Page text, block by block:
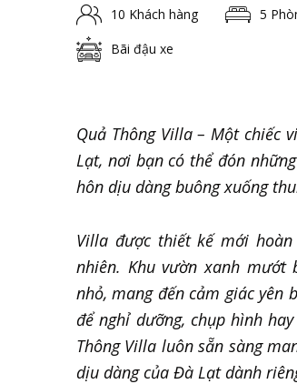
10 Khách hàng 5
Bãi đậu xe
Quả Thông Villa – Một chiếc
Lạt, nơi bạn có thể đón
hôn dịu dàng buông xuống
Villa được thiết kế mới
nhiên. Khu vườn xanh mướt
nhỏ, mang đến cảm giác yên
để nghỉ dưỡng, chụp hình
Thông Villa luôn sẵn sàng
dịu dàng của Đà Lạt dành